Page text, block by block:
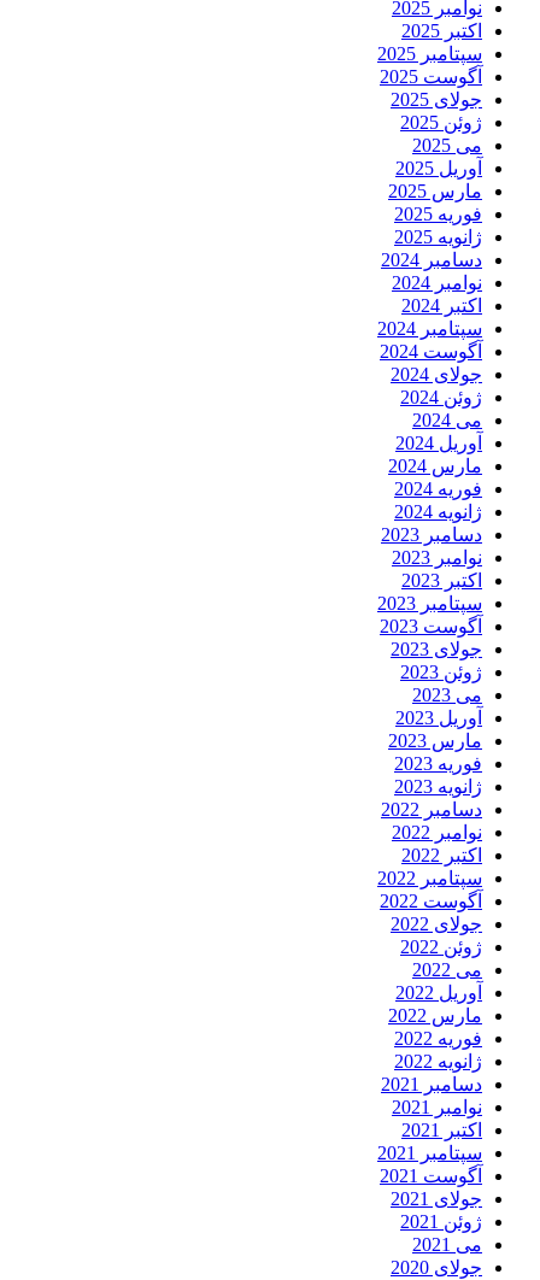
نوامبر 2025
اکتبر 2025
سپتامبر 2025
آگوست 2025
جولای 2025
ژوئن 2025
می 2025
آوریل 2025
مارس 2025
فوریه 2025
ژانویه 2025
دسامبر 2024
نوامبر 2024
اکتبر 2024
سپتامبر 2024
آگوست 2024
جولای 2024
ژوئن 2024
می 2024
آوریل 2024
مارس 2024
فوریه 2024
ژانویه 2024
دسامبر 2023
نوامبر 2023
اکتبر 2023
سپتامبر 2023
آگوست 2023
جولای 2023
ژوئن 2023
می 2023
آوریل 2023
مارس 2023
فوریه 2023
ژانویه 2023
دسامبر 2022
نوامبر 2022
اکتبر 2022
سپتامبر 2022
آگوست 2022
جولای 2022
ژوئن 2022
می 2022
آوریل 2022
مارس 2022
فوریه 2022
ژانویه 2022
دسامبر 2021
نوامبر 2021
اکتبر 2021
سپتامبر 2021
آگوست 2021
جولای 2021
ژوئن 2021
می 2021
جولای 2020